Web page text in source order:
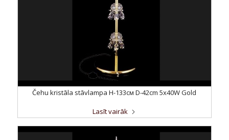
Čehu kristāla stāvlampa H-133см D-42сm 5x40W Gold
Lasīt vairāk